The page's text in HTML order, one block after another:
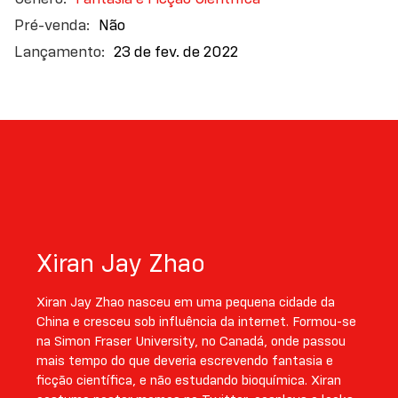
Não
23 de fev. de 2022
Xiran Jay Zhao
Xiran Jay Zhao nasceu em uma pequena cidade da
China e cresceu sob influência da internet. Formou-se
na Simon Fraser University, no Canadá, onde passou
mais tempo do que deveria escrevendo fantasia e
ficção científica, e não estudando bioquímica. Xiran